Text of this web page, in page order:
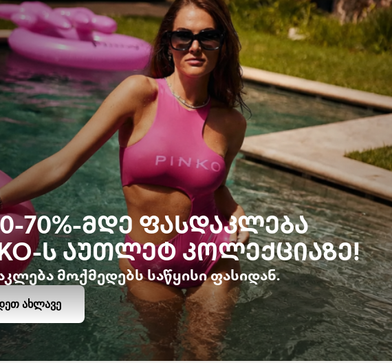
70%-ᲛᲓᲔ ᲤᲐᲡᲓᲐᲙᲚᲔᲑᲐ
Ს ᲐᲣᲗᲚᲔᲢ ᲙᲝᲚᲔᲥᲪᲘᲐᲖᲔ!
მოქმედებს საწყისი ფასიდან.
ᲐᲮᲚᲐᲕᲔ